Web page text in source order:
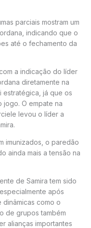
parciais mostram um
indicando que o
até o fechamento da
a indicação do líder
diretamente na
estratégica, já que os
jogo. O empate na
levou o líder a
imunizados, o paredão
ainda mais a tensão na
de Samira tem sido
após
como o
de grupos também
alianças importantes